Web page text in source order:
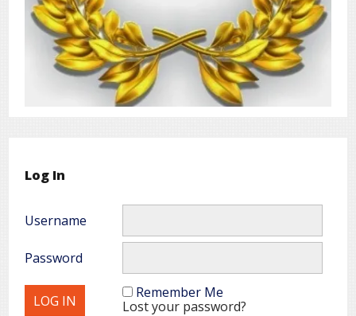
Log In
Username
Password
Remember Me
Lost your password?